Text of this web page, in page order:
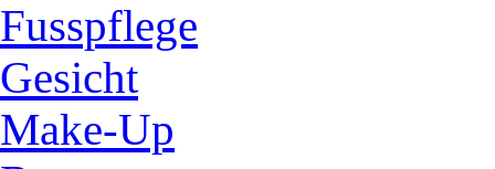
Fusspflege
Gesicht
Make-Up